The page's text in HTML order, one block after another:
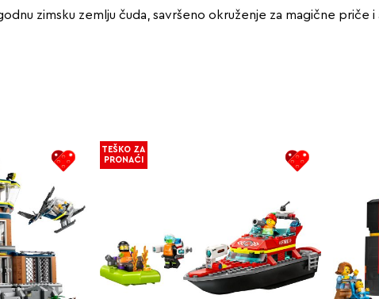
zimsku zemlju čuda, savršeno okruženje za magične priče
TEŠKO ZA
PRONAĆI